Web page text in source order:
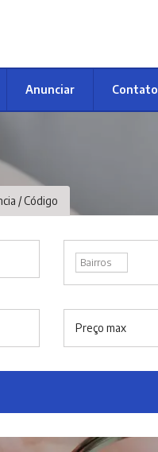
Anunciar Contato
/ Código
Bairros
Preço max